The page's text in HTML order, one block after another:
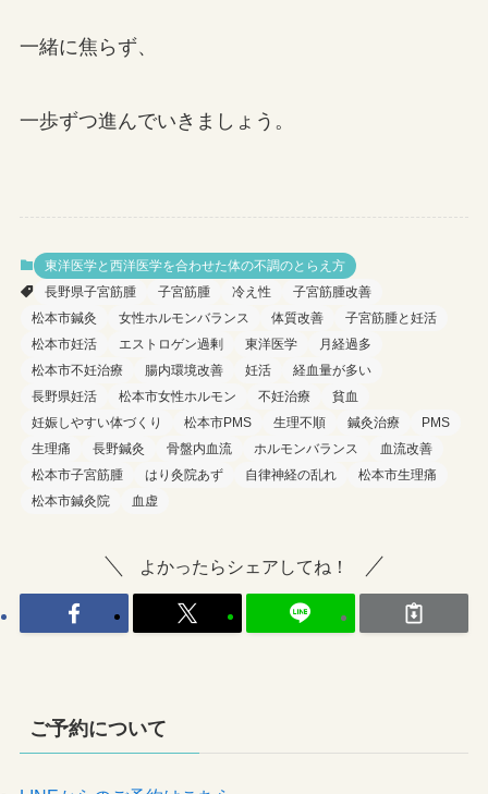
一緒に焦らず、
一歩ずつ進んでいきましょう。
東洋医学と西洋医学を合わせた体の不調のとらえ方
長野県子宮筋腫
子宮筋腫 冷え性
子宮筋腫改善
松本市鍼灸
女性ホルモンバランス 体質改善
子宮筋腫と妊活
松本市妊活
エストロゲン過剰 東洋医学
月経過多
松本市不妊治療
腸内環境改善 妊活
経血量が多い
長野県妊活
松本市女性ホルモン 不妊治療
貧血
妊娠しやすい体づくり
松本市PMS 生理不順 鍼灸治療
PMS
生理痛
長野鍼灸 骨盤内血流 ホルモンバランス
血流改善
松本市子宮筋腫
はり灸院あず 自律神経の乱れ
松本市生理痛
松本市鍼灸院
血虚
よかったらシェアしてね！
ご予約について